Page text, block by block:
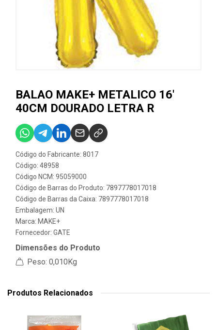
BALAO MAKE+ METALICO 16'
40CM DOURADO LETRA R
Código do Fabricante: 8017
Código: 48958
Código NCM: 95059000
Código de Barras do Produto: 7897778017018
Código de Barras da Caixa: 7897778017018
Embalagem: UN
Marca: MAKE+
Fornecedor: GATE
Dimensões do Produto
Peso: 0,010Kg
Produtos Relacionados